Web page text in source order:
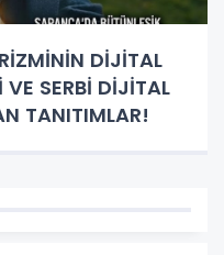
DİJİTAL
VE SERBİ DİJİTAL
TANITIMLAR!